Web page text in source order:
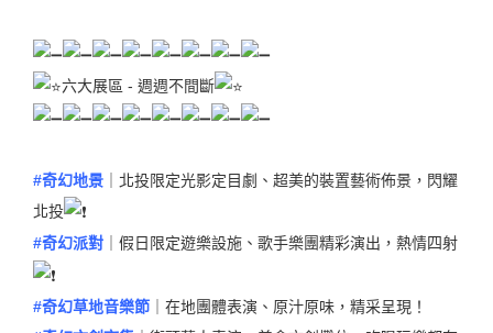
六大展區 - 週週不間斷
#奇幻地景 ｜北投限定光影定目劇、超美的裝置藝術佈景，閃耀
北投
#奇幻派對 ｜假日限定遊樂設施、歌手樂團精彩演出，熱情四射
#奇幻草地音樂節 ｜在地團體表演、原汁原味，精采呈現！